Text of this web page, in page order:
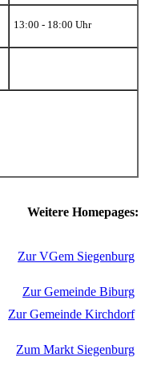
13:00 - 18:00 Uhr
Weitere Homepages:
Zur VGem Siegenburg
Zur Gemeinde Biburg
Zur Gemeinde Kirchdorf
Zum Markt Siegenburg